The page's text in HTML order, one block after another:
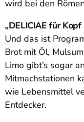
wird bei den
„DELICIAE für
Und das ist
Brot mit Öl,
Limo gibt’s sogar
Mitmachstationen
wie Lebensmittel
Entdecker.